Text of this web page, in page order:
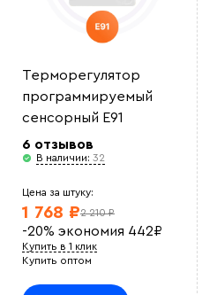
Терморегулятор
программируемый
сенсорный E91
6 отзывов
В наличии: 32
Цена за штуку:
2 210 ₽
1 768 ₽
-20% экономия 442₽
Купить в 1 клик
Купить оптом